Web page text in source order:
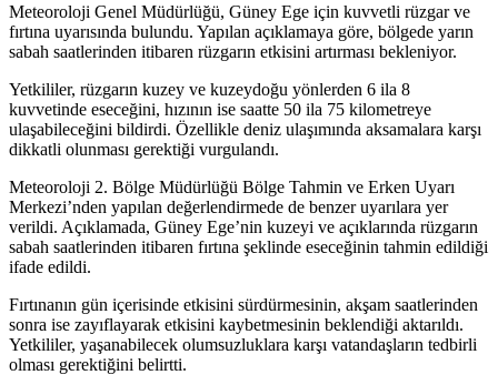
Meteoroloji Genel Müdürlüğü, Güney Ege için kuvvetli rüzgar ve
fırtına uyarısında bulundu. Yapılan açıklamaya göre, bölgede yarın
sabah saatlerinden itibaren rüzgarın etkisini artırması bekleniyor.
Yetkililer, rüzgarın kuzey ve kuzeydoğu yönlerden 6 ila 8
kuvvetinde eseceğini, hızının ise saatte 50 ila 75 kilometreye
ulaşabileceğini bildirdi. Özellikle deniz ulaşımında aksamalara karşı
dikkatli olunması gerektiği vurgulandı.
Meteoroloji 2. Bölge Müdürlüğü Bölge Tahmin ve Erken Uyarı
Merkezi’nden yapılan değerlendirmede de benzer uyarılara yer
verildi. Açıklamada, Güney Ege’nin kuzeyi ve açıklarında rüzgarın
sabah saatlerinden itibaren fırtına şeklinde eseceğinin tahmin edildiği
ifade edildi.
Fırtınanın gün içerisinde etkisini sürdürmesinin, akşam saatlerinden
sonra ise zayıflayarak etkisini kaybetmesinin beklendiği aktarıldı.
Yetkililer, yaşanabilecek olumsuzluklara karşı vatandaşların tedbirli
olması gerektiğini belirtti.